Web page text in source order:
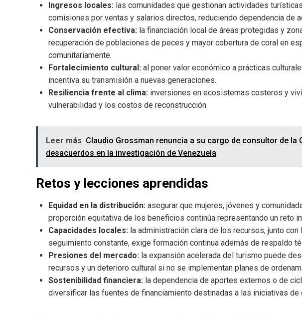
Ingresos locales: las comunidades que gestionan actividades
comisiones por ventas y salarios directos, reduciendo dependencia de
Conservación efectiva: la financiación local de áreas protegidas y
recuperación de poblaciones de peces y mayor cobertura de coral en
comunitariamente.
Fortalecimiento cultural: al poner valor económico a prácticas
incentiva su transmisión a nuevas generaciones.
Resiliencia frente al clima: inversiones en ecosistemas costeros y
vulnerabilidad y los costos de reconstrucción.
Leer más Claudio Grossman renuncia a su cargo de consultor de la
desacuerdos en la investigación de Venezuela
Retos y lecciones aprendidas
Equidad en la distribución: asegurar que mujeres, jóvenes y
proporción equitativa de los beneficios continúa representando un reto
Capacidades locales: la administración clara de los recursos, junto
seguimiento constante, exige formación continua además de respaldo
Presiones del mercado: la expansión acelerada del turismo puede
recursos y un deterioro cultural si no se implementan planes de
Sostenibilidad financiera: la dependencia de aportes externos o de
diversificar las fuentes de financiamiento destinadas a las iniciativas de